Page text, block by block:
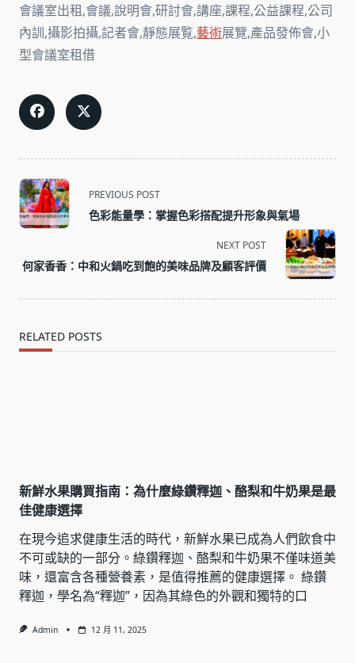
會議室出租,會議,說明會,研討會,講座,課程,公益課程,公司
內訓,攝影拍攝,記者會,靜態展覧,藝術展覽,產品發佈會,小
型會議室租借
<span
class="nav-
subtitle
reader-
PREVIOUS POST
色彩能量學：掌握色彩搭配提升形象與氣場
NEXT POST
何家香香：中和火鍋吃到飽的美味品牌及顧客評價
RELATED POSTS
新鮮水果購買指南：為什麼綠鑽釋迦、酪梨和牛奶果是最
佳健康選擇
在現今追求健康生活的時代，新鮮水果已成為人們飲食中
不可或缺的一部分。綠鑽釋迦、酪梨和牛奶果不僅味道美
味，還富含各種營養素，是值得推薦的健康選擇。 綠鑽
釋迦，學名為“釋迦”，因為其綠色的外觀和獨特的口
Admin 12 月 11, 2025